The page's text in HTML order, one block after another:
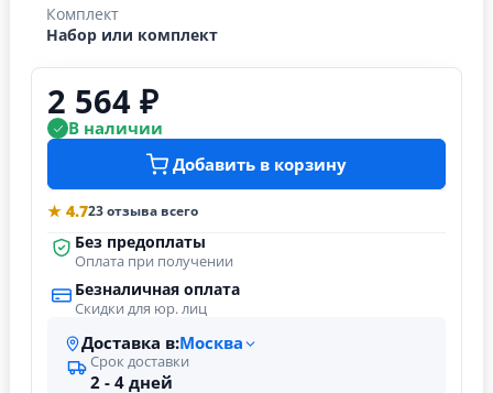
Комплект
Набор или комплект
2 564 ₽
В наличии
Добавить в корзину
★ 4.723 отзыва всего
Без предоплаты
Оплата при получении
Безналичная оплата
Скидки для юр. лиц
Доставка в:Москва
Срок доставки
2 - 4 дней